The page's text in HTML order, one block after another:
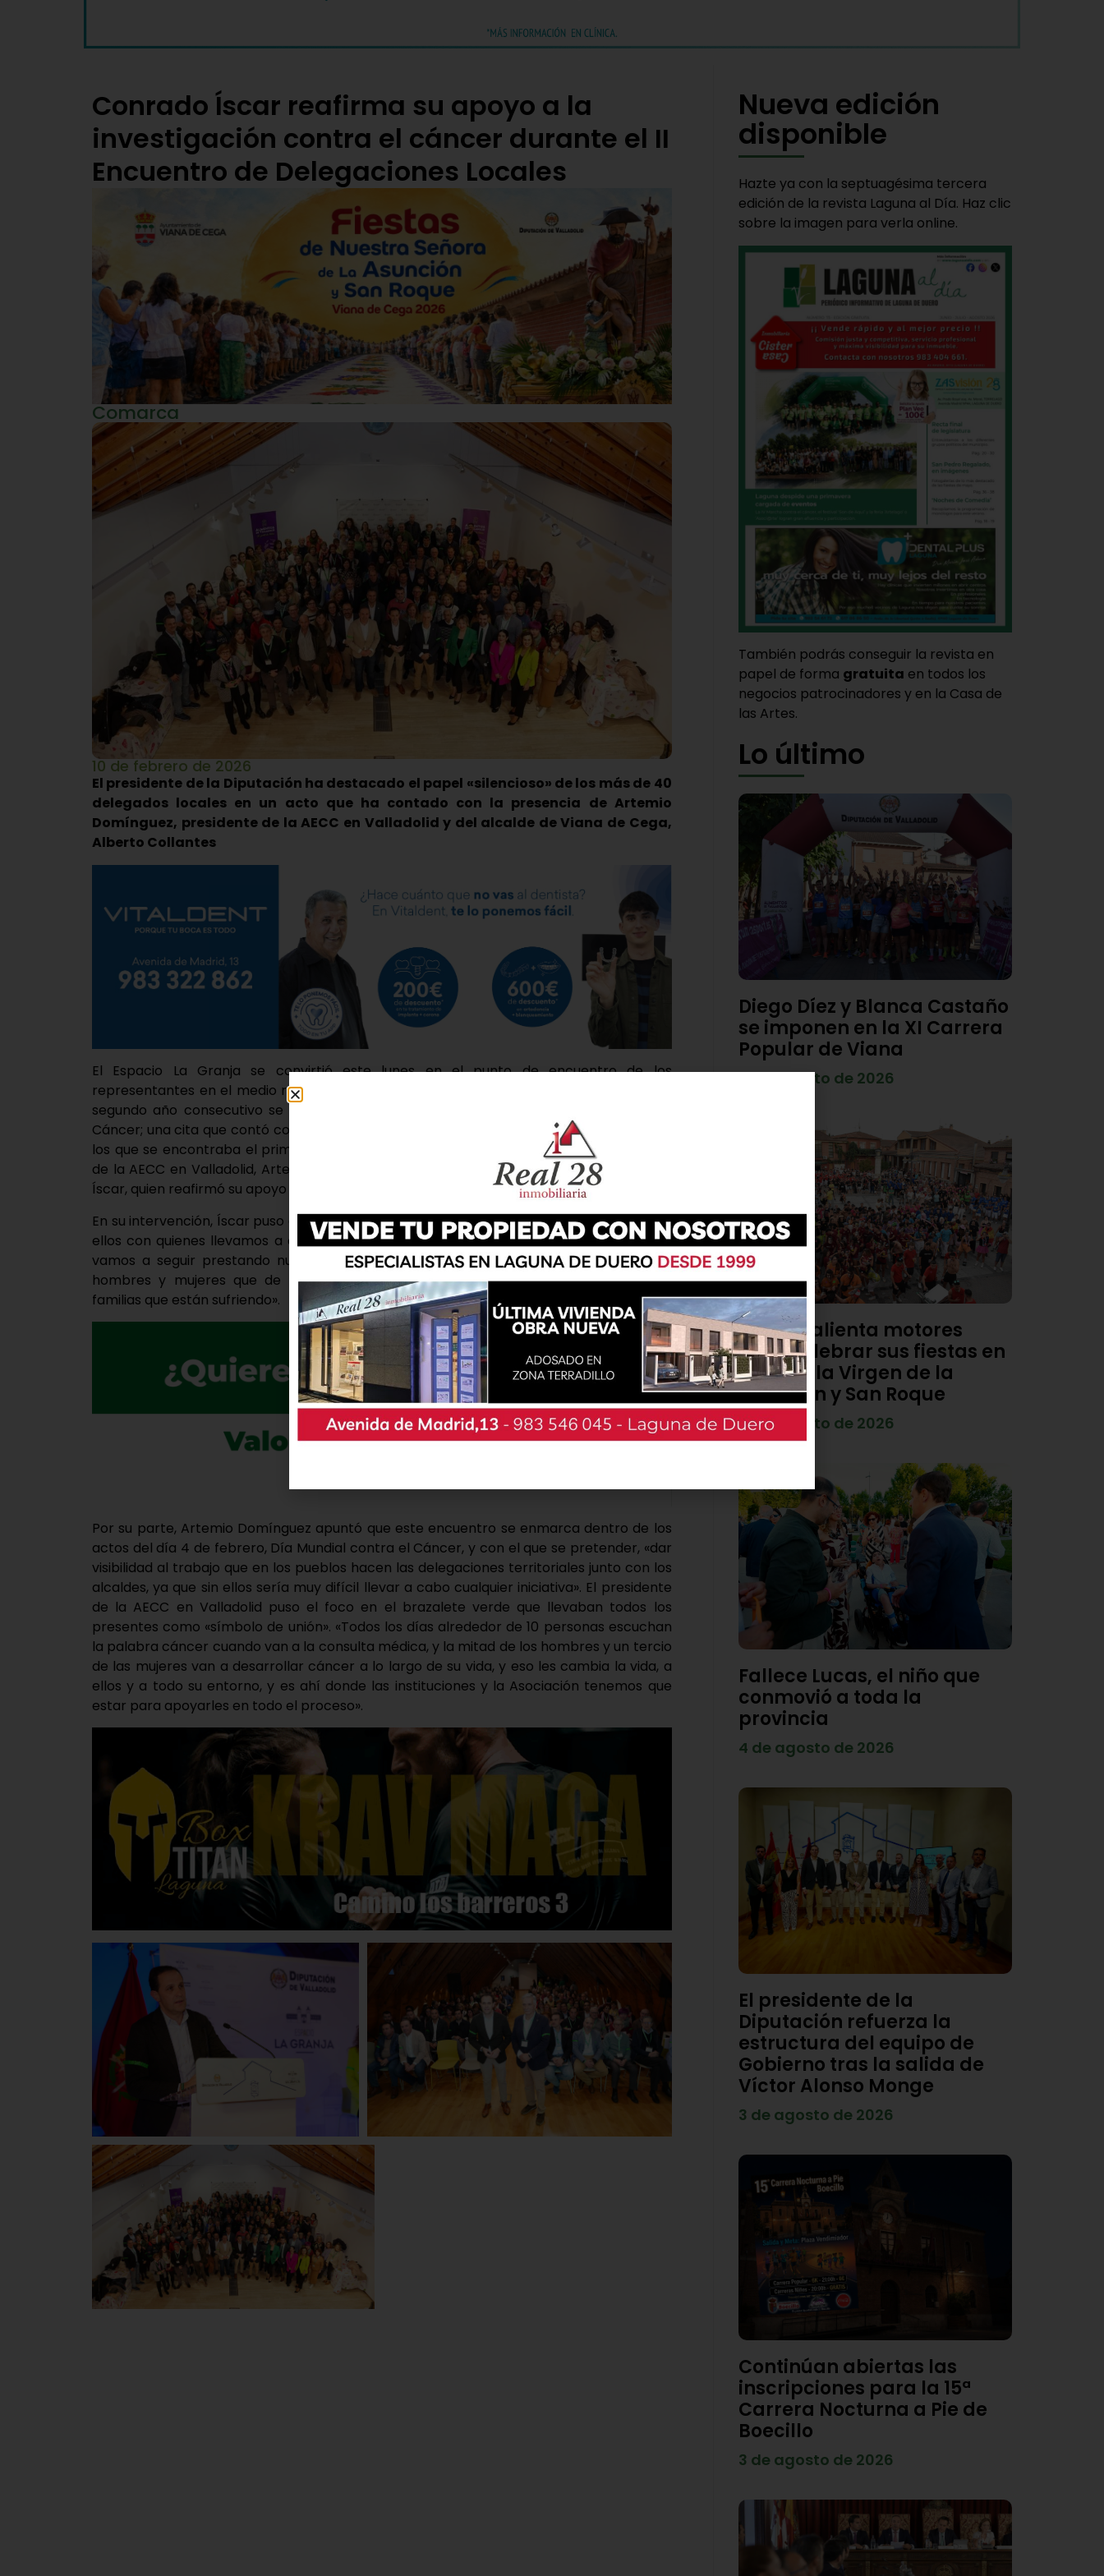
Conrado Íscar reafirma su apoyo a la
investigación contra el cáncer durante el II
Encuentro de Delegaciones Locales
Comarca
10 de febrero de 2026
El presidente de la Diputación ha destacado el papel «silencioso» de los más de 40
delegados locales en un acto que ha contado con la presencia de Artemio
Domínguez, presidente de la AECC en Valladolid y del alcalde de Viana de Cega,
Alberto Collantes
El Espacio La Granja se convirtió este lunes en el punto de encuentro de los
representantes en el medio rural de la Asociación Española Contra el Cáncer, pues por
segundo año consecutivo se celebró el Encuentro de Delegaciones Locales Contra el
Cáncer; una cita que contó con la presencia de los más de 40 delegados, alcaldes, entre
los que se encontraba el primer edil de Viana de Cega, Alberto Collantes, el presidente
de la AECC en Valladolid, Artemio Domínguez, y el presidente de la Diputación Conrado
Íscar, quien reafirmó su apoyo con la asociación para seguir impulsando la investigación.
En su intervención, Íscar puso en valor la figura de los delegados del mundo rural, «es con
ellos con quienes llevamos a cabo diversas políticas en conjunto y desde la Diputación
vamos a seguir prestando nuestra ayuda y reconociendo la labor de los más de 40
hombres y mujeres que de manera silenciosa colaboran con todas las personas y
familias que están sufriendo».
Por su parte, Artemio Domínguez apuntó que este encuentro se enmarca dentro de los
actos del día 4 de febrero, Día Mundial contra el Cáncer, y con el que se pretender, «dar
visibilidad al trabajo que en los pueblos hacen las delegaciones territoriales junto con los
alcaldes, ya que sin ellos sería muy difícil llevar a cabo cualquier iniciativa». El presidente
de la AECC en Valladolid puso el foco en el brazalete verde que llevaban todos los
presentes como «símbolo de unión». «Todos los días alrededor de 10 personas escuchan
la palabra cáncer cuando van a la consulta médica, y la mitad de los hombres y un tercio
de las mujeres van a desarrollar cáncer a lo largo de su vida, y eso les cambia la vida, a
ellos y a todo su entorno, y es ahí donde las instituciones y la Asociación tenemos que
estar para apoyarles en todo el proceso».
Nueva edición
disponible
Hazte ya con la septuagésima tercera
edición de la revista Laguna al Día. Haz clic
sobre la imagen para verla online.
También podrás conseguir la revista en
papel de forma gratuita en todos los
negocios patrocinadores y en la Casa de
las Artes.
Lo último
Diego Díez y Blanca Castaño
se imponen en la XI Carrera
Popular de Viana
4 de agosto de 2026
Viana calienta motores
para celebrar sus fiestas en
honor a la Virgen de la
Asunción y San Roque
4 de agosto de 2026
Fallece Lucas, el niño que
conmovió a toda la
provincia
4 de agosto de 2026
El presidente de la
Diputación refuerza la
estructura del equipo de
Gobierno tras la salida de
Víctor Alonso Monge
3 de agosto de 2026
Continúan abiertas las
inscripciones para la 15ª
Carrera Nocturna a Pie de
Boecillo
3 de agosto de 2026